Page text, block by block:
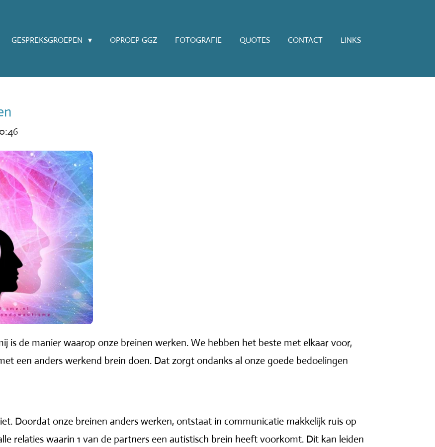
GESPREKSGROEPEN OPROEP GGZ FOTOGRAFIE QUOTES CONTACT
LINKS
is de manier waarop onze breinen werken. We hebben het beste met elkaar voor,
een anders werkend brein doen. Dat zorgt ondanks al onze goede bedoelingen
Doordat onze breinen anders werken, ontstaat in communicatie makkelijk ruis op
relaties waarin 1 van de partners een autistisch brein heeft voorkomt. Dit kan leiden